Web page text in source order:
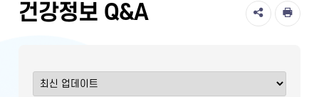
건강정보 Q&A